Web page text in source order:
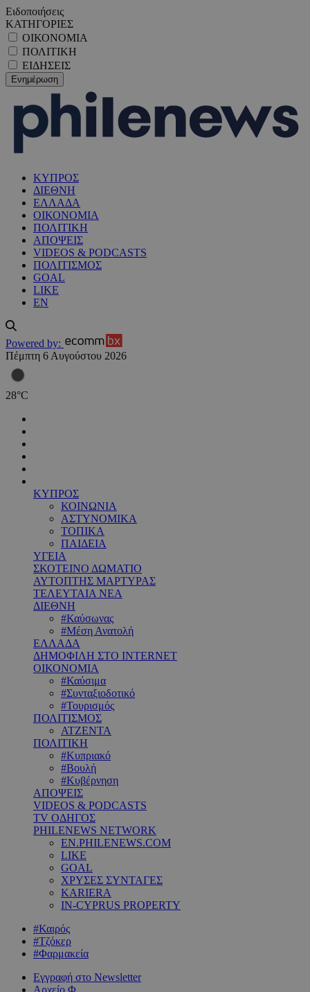
Ειδοποιήσεις
ΚΑΤΗΓΟΡΙΕΣ
ΟΙΚΟΝΟΜΙΑ
ΠΟΛΙΤΙΚΗ
ΕΙΔΗΣΕΙΣ
ΚΥΠΡΟΣ
ΔΙΕΘΝΗ
ΕΛΛΑΔΑ
ΟΙΚΟΝΟΜΙΑ
ΠΟΛΙΤΙΚΗ
ΑΠΟΨΕΙΣ
VIDEOS & PODCASTS
ΠΟΛΙΤΙΣΜΟΣ
GOAL
LIKE
EN
Powered by:
Πέμπτη 6 Αυγούστου 2026
28°C
ΚΥΠΡΟΣ
ΚΟΙΝΩΝΙΑ
ΑΣΤΥΝΟΜΙΚΑ
ΤΟΠΙΚΑ
ΠΑΙΔΕΙΑ
ΥΓΕΙΑ
ΣΚΟΤΕΙΝΟ ΔΩΜΑΤΙΟ
ΑΥΤΟΠΤΗΣ ΜΑΡΤΥΡΑΣ
ΤΕΛΕΥΤΑΙΑ ΝΕΑ
ΔΙΕΘΝΗ
#Καύσωνας
#Μέση Ανατολή
ΕΛΛΑΔΑ
ΔΗΜΟΦΙΛΗ ΣΤΟ INTERNET
ΟΙΚΟΝΟΜΙΑ
#Καύσιμα
#Συνταξιοδοτικό
#Τουρισμός
ΠΟΛΙΤΙΣΜΟΣ
ΑΤΖΕΝΤΑ
ΠΟΛΙΤΙΚΗ
#Κυπριακό
#Βουλή
#Κυβέρνηση
ΑΠΟΨΕΙΣ
VIDEOS & PODCASTS
TV ΟΔΗΓΟΣ
PHILENEWS NETWORK
EN.PHILENEWS.COM
LIKE
GOAL
ΧΡΥΣΕΣ ΣΥΝΤΑΓΕΣ
KARIERA
IN-CYPRUS PROPERTY
#Καιρός
#Τζόκερ
#Φαρμακεία
Εγγραφή στο Newsletter